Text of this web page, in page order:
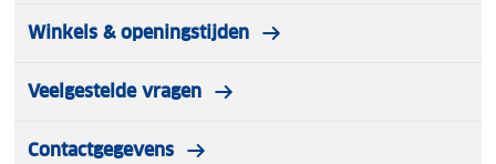
Winkels & openingstijden
Veelgestelde vragen
Contactgegevens